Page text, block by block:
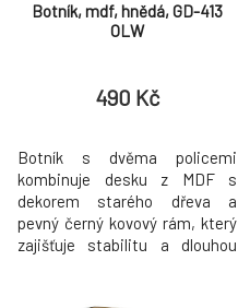
Botník, mdf, hnědá, GD-413
OLW
490 Kč
Botník s dvěma policemi
kombinuje desku z MDF s
dekorem starého dřeva a
pevný černý kovový rám, který
zajišťuje stabilitu a dlouhou